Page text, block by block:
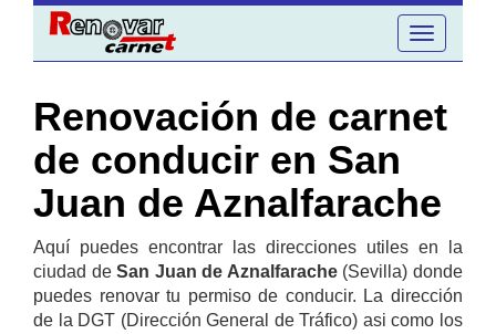
Toggle
navigation
Renovación de carnet
de conducir en San
Juan de Aznalfarache
Aquí puedes encontrar las direcciones utiles en la
ciudad deSan Juan de Aznalfarache(Sevilla) donde
puedes renovar tu permiso de conducir. La dirección
de la DGT (Dirección General de Tráfico) asi como los